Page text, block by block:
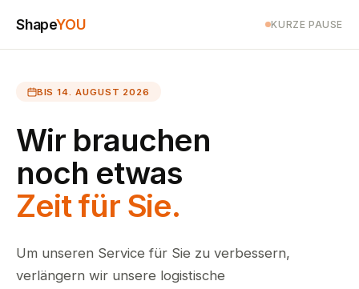
ShapeYOU KURZE PAUSE
BIS 14. AUGUST 2026
Wir brauchen
noch etwas
Zeit für Sie.
Um unseren Service für Sie zu verbessern,
verlängern wir unsere logistische